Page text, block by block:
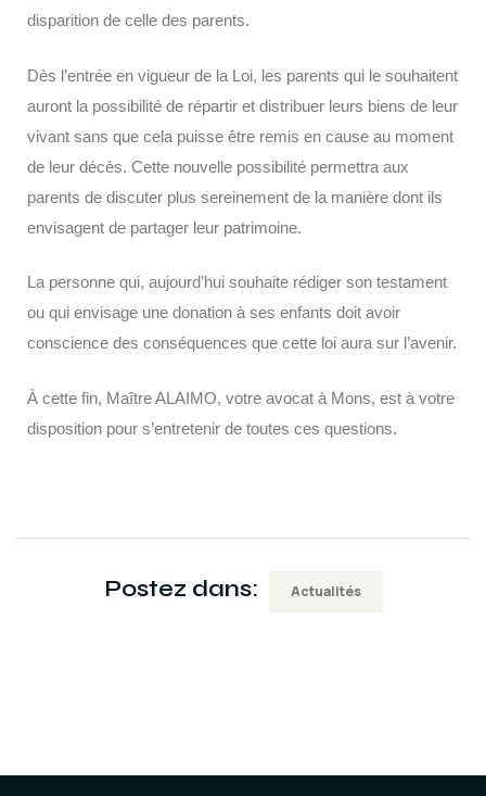
disparition de celle des parents.
Dès l’entrée en vigueur de la Loi, les parents qui le souhaitent
auront la possibilité de répartir et distribuer leurs biens de leur
vivant sans que cela puisse être remis en cause au moment
de leur décès. Cette nouvelle possibilité permettra aux
parents de discuter plus sereinement de la manière dont ils
envisagent de partager leur patrimoine.
La personne qui, aujourd’hui souhaite rédiger son testament
ou qui envisage une donation à ses enfants doit avoir
conscience des conséquences que cette loi aura sur l’avenir.
À cette fin, Maître ALAIMO, votre avocat à Mons, est à votre
disposition pour s’entretenir de toutes ces questions.
Postez dans: Actualités